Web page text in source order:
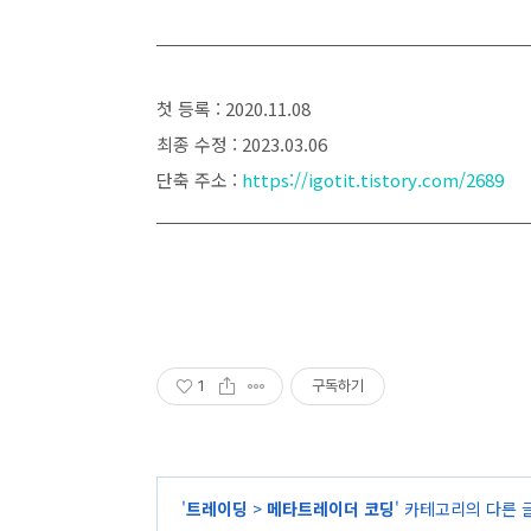
첫 등록 : 2020.11.08
최종 수정 : 2023.03.06
단축 주소 : https://igotit.tistory.com/2689
1 구독하기
'트레이딩 > 메타트레이더 코딩' 카테고리의 다른